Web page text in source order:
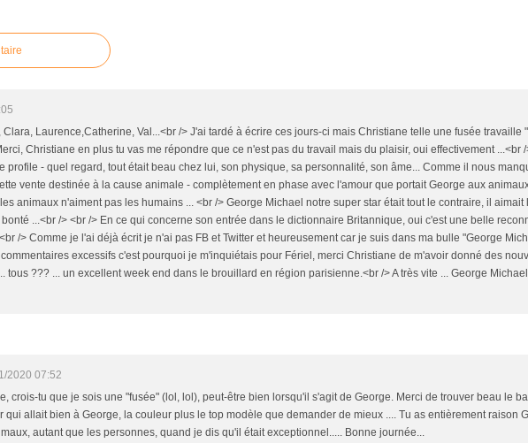
Laurence,Catherine, Val...<br /> J'ai tardé à écrire ces jours-ci mais Christiane telle une fusée travaille
Christiane en plus tu vas me répondre que ce n'est pas du travail mais du plaisir, oui effectivement ...<br
profile - quel regard, tout était beau chez lui, son physique, sa personnalité, son âme... Comme il nous
vente destinée à la cause animale - complètement en phase avec l'amour que portait George aux
animaux n'aiment pas les humains ... <br /> George Michael notre super star était tout le contraire, il aimait
...<br /> <br /> En ce qui concerne son entrée dans le dictionnaire Britannique, oui c'est une belle
/> Comme je l'ai déjà écrit je n'ai pas FB et Twitter et heureusement car je suis dans ma bulle "George
excessifs c'est pourquoi je m'inquiétais pour Fériel, merci Christiane de m'avoir donné des
tous ??? ... un excellent week end dans le brouillard en région parisienne.<br /> A très vite ... George
2020 07:52
crois-tu que je sois une "fusée" (lol, lol), peut-être bien lorsqu'il s'agit de George. Merci de trouver beau le
qui allait bien à George, la couleur plus le top modèle que demander de mieux .... Tu as entièrement raison
autant que les personnes, quand je dis qu'il était exceptionnel..... Bonne journée...